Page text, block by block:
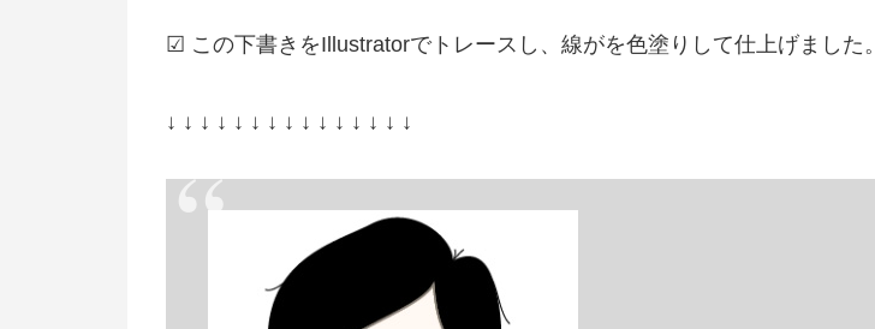
☑ この下書きをIllustratorでトレースし、線がを色塗りして仕上げました。
↓ ↓ ↓ ↓ ↓ ↓ ↓ ↓ ↓ ↓ ↓ ↓ ↓ ↓ ↓